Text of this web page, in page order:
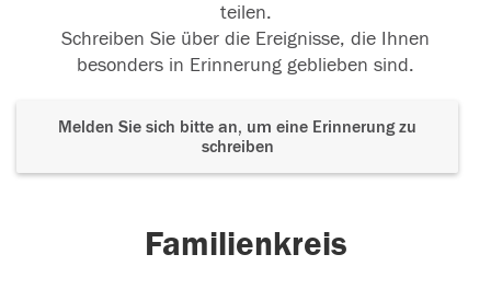
teilen.
Schreiben Sie über die Ereignisse, die Ihnen
besonders in Erinnerung geblieben sind.
Melden Sie sich bitte an, um eine Erinnerung zu
schreiben
Familienkreis